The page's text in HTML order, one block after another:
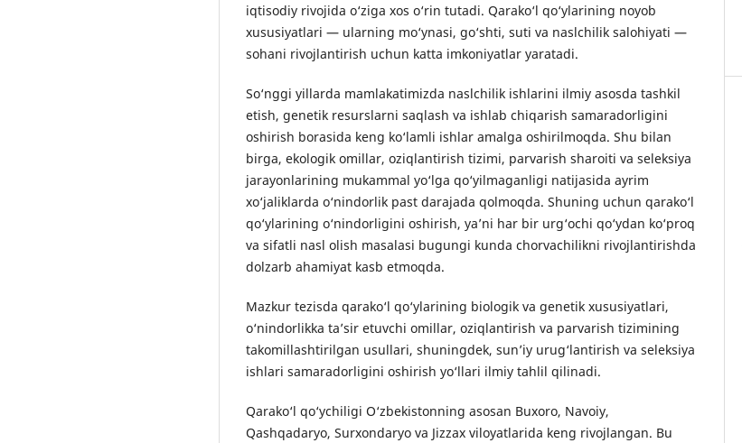
iqtisodiy rivojida o‘ziga xos o‘rin tutadi. Qarako‘l qo‘ylarining noyob
xususiyatlari — ularning mo‘ynasi, go‘shti, suti va naslchilik salohiyati —
sohani rivojlantirish uchun katta imkoniyatlar yaratadi.
So‘nggi yillarda mamlakatimizda naslchilik ishlarini ilmiy asosda tashkil
etish, genetik resurslarni saqlash va ishlab chiqarish samaradorligini
oshirish borasida keng ko‘lamli ishlar amalga oshirilmoqda. Shu bilan
birga, ekologik omillar, oziqlantirish tizimi, parvarish sharoiti va seleksiya
jarayonlarining mukammal yo‘lga qo‘yilmaganligi natijasida ayrim
xo‘jaliklarda o‘nindorlik past darajada qolmoqda. Shuning uchun qarako‘l
qo‘ylarining o‘nindorligini oshirish, ya’ni har bir urg‘ochi qo‘ydan ko‘proq
va sifatli nasl olish masalasi bugungi kunda chorvachilikni rivojlantirishda
dolzarb ahamiyat kasb etmoqda.
Mazkur tezisda qarako‘l qo‘ylarining biologik va genetik xususiyatlari,
o‘nindorlikka ta’sir etuvchi omillar, oziqlantirish va parvarish tizimining
takomillashtirilgan usullari, shuningdek, sun’iy urug‘lantirish va seleksiya
ishlari samaradorligini oshirish yo‘llari ilmiy tahlil qilinadi.
Qarako‘l qo‘ychiligi O‘zbekistonning asosan Buxoro, Navoiy,
Qashqadaryo, Surxondaryo va Jizzax viloyatlarida keng rivojlangan. Bu